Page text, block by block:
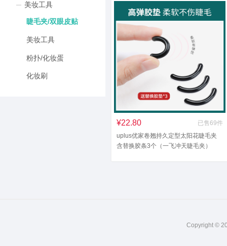
美妆工具
睫毛夹/双眼皮贴
美妆工具
粉扑/化妆蛋
化妆刷
¥22.80
已售69件
uplus优家卷翘持久定型太阳花睫毛夹
含替换胶条3个（一飞冲天睫毛夹）
Copyright ©